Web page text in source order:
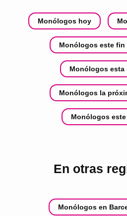
Monólogos hoy
Monólogos este fin
Monólogos esta
Monólogos la
Monólogos
En otras
Monólogos en